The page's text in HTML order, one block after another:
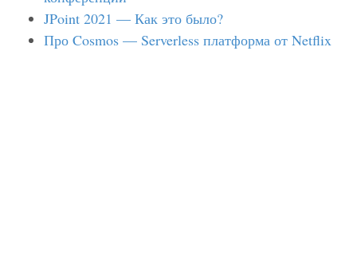
JPoint 2021 — Как это было?
Про Cosmos — Serverless платформа от Netflix